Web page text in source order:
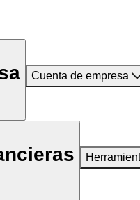
Cuenta de empresa